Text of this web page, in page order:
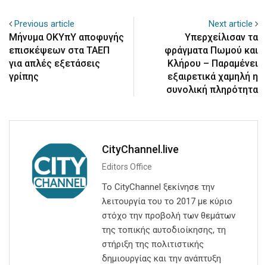
Previous article
Μήνυμα ΟΚΥπΥ αποφυγής
επισκέψεων στα ΤΑΕΠ
για απλές εξετάσεις
γρίπης
Next article
Υπερχείλισαν τα
φράγματα Πωμού και
Κλήρου – Παραμένει
εξαιρετικά χαμηλή η
συνολική πληρότητα
CityChannel.live
Editors Office
Το CityChannel ξεκίνησε την
λειτουργία του το 2017 με κύριο
στόχο την προβολή των θεμάτων
της τοπικής αυτοδιοίκησης, τη
στήριξη της πολιτιστικής
δημιουργίας και την ανάπτυξη